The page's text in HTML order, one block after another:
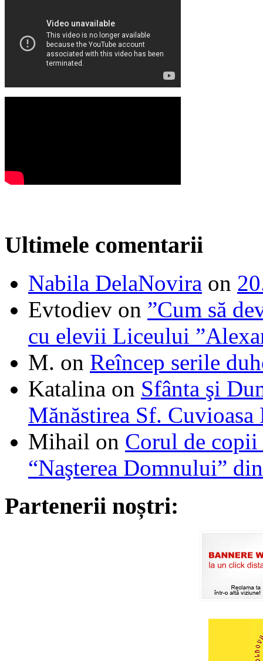
Ultimele comentarii
Nabila DelaNovira on
Evtodiev on ”Cum să
cu elevii Liceului
M. on Reîncep serile
Katalina on Sfânta şi
Mănăstirea Sf. Cuvioasa
Mihail on Corul de
“Naşterea Domnului”
Partenerii noștri: